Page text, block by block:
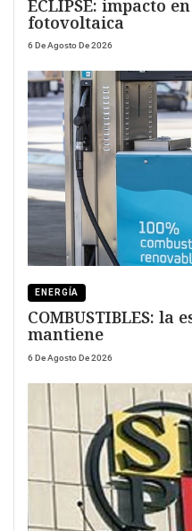
ECLIPSE: impacto
fotovoltaica
6 De Agosto De 2026
ENERGÍA
COMBUSTIBLES: la
mantiene
6 De Agosto De 2026